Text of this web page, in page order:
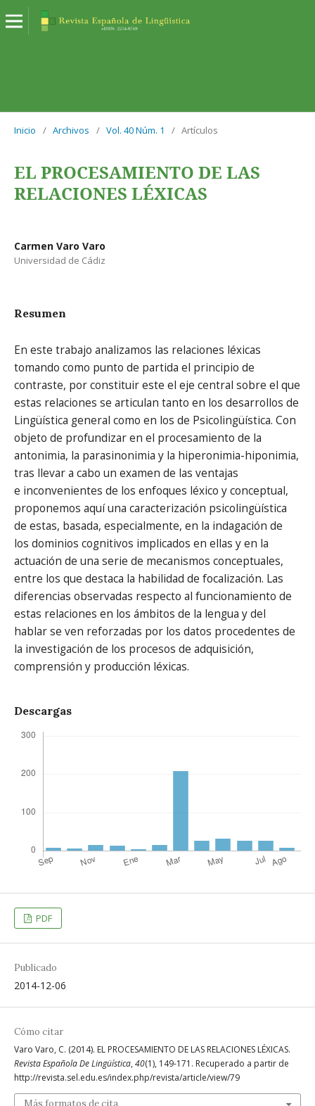
Inicio / Archivos / Vol. 40 Núm. 1 / Artículos
EL PROCESAMIENTO DE LAS
RELACIONES LÉXICAS
Carmen Varo Varo
Universidad de Cádiz
Resumen
En este trabajo analizamos las relaciones léxicas
tomando como punto de partida el principio de
contraste, por constituir este el eje central sobre el que
estas relaciones se articulan tanto en los desarrollos de
Lingüística general como en los de Psicolingüística. Con
objeto de profundizar en el procesamiento de la
antonimia, la parasinonimia y la hiperonimia-hiponimia,
tras llevar a cabo un examen de las ventajas
e inconvenientes de los enfoques léxico y conceptual,
proponemos aquí una caracterización psicolingüística
de estas, basada, especialmente, en la indagación de
los dominios cognitivos implicados en ellas y en la
actuación de una serie de mecanismos conceptuales,
entre los que destaca la habilidad de focalización. Las
diferencias observadas respecto al funcionamiento de
estas relaciones en los ámbitos de la lengua y del
hablar se ven reforzadas por los datos procedentes de
la investigación de los procesos de adquisición,
comprensión y producción léxicas.
Descargas
PDF
Publicado
2014-12-06
Cómo citar
Varo Varo, C. (2014). EL PROCESAMIENTO DE LAS RELACIONES LÉXICAS.
Revista Española De Lingüística, 40(1), 149-171. Recuperado a partir de
http://revista.sel.edu.es/index.php/revista/article/view/79
Más formatos de cita